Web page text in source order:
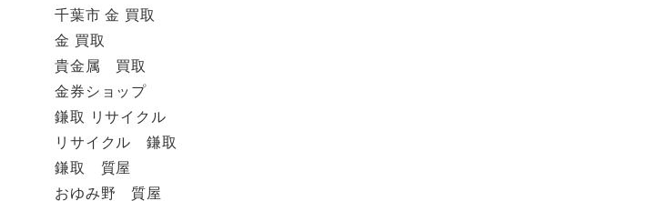
千葉市 金 買取
金 買取
貴金属 買取
金券ショップ
鎌取 リサイクル
リサイクル 鎌取
鎌取 質屋
おゆみ野 質屋